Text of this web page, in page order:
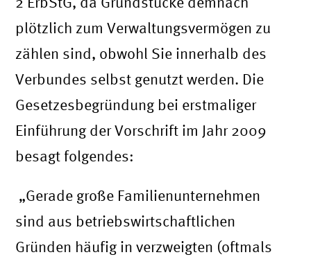
plötzlich zum Verwaltungsvermögen zu
zählen sind, obwohl Sie innerhalb des
Verbundes selbst genutzt werden. Die
Gesetzesbegründung bei erstmaliger
Einführung der Vorschrift im Jahr 2009
besagt folgendes:
„Gerade große Familienunternehmen
sind aus betriebswirtschaftlichen
Gründen häufig in verzweigten (oftmals